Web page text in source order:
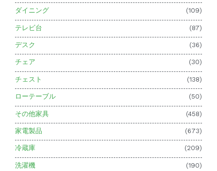
ダイニング (109)
テレビ台 (87)
デスク (36)
チェア (30)
チェスト (138)
ローテーブル (50)
その他家具 (458)
家電製品 (673)
冷蔵庫 (209)
洗濯機 (190)